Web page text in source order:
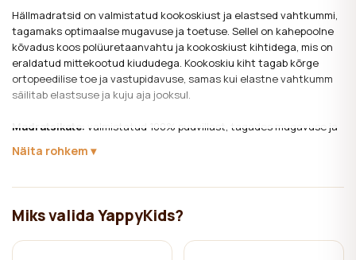
Hällmadratsid on valmistatud kookoskiust ja elastsed vahtkummi,
tagamaks optimaalse mugavuse ja toetuse. Sellel on kahepoolne
kõvadus koos polüuretaanvahtu ja kookoskiust kihtidega, mis on
eraldatud mittekootud kiududega. Kookoskiu kiht tagab kõrge
ortopeedilise toe ja vastupidavuse, samas kui elastne vahtkumm
säilitab elastsuse ja kuju aja jooksul.
Madratsikate: valmistatud 100% puuvillast, tagades mugavuse ja
✔ Mitte valgendada
Näita rohkem
Miks valida YappyKids?